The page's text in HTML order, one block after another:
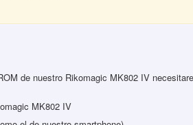
de nuestro Rikomagic MK802 IV
MK802 IV